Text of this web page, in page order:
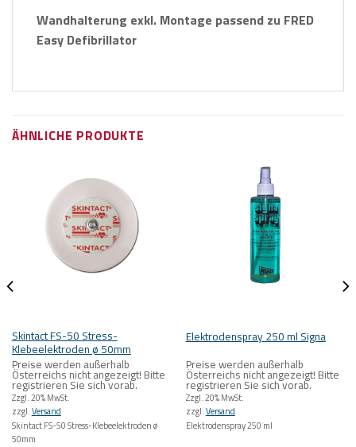
Wandhalterung exkl. Montage passend zu FRED
Easy Defibrillator
ÄHNLICHE PRODUKTE
Skintact FS-50 Stress-
Klebeelektroden ø 50mm
Preise werden außerhalb
Österreichs nicht angezeigt! Bitte
registrieren Sie sich vorab.
Zzgl. 20% MwSt.
zzgl.Versand
Skintact FS-50 Stress-Klebeelektroden ø
50mm
Elektrodenspray 250 ml Signa
Preise werden außerhalb
Österreichs nicht angezeigt! Bitte
registrieren Sie sich vorab.
Zzgl. 20% MwSt.
zzgl.Versand
Elektrodenspray 250 ml